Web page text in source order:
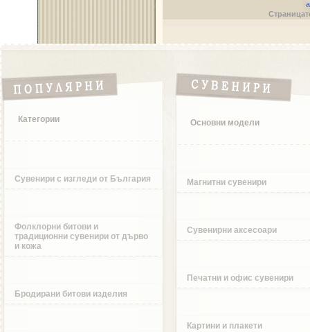
Категории
Сувенири с изгледи от България
Фолклорни битови и
традиционни сувенири от дърво
и кожа
Бродирани битови изделия
Основни модели
Магнитни сувенири
Сувенирни аксесоари
Печатни и офис сувенири
Картини и плакети